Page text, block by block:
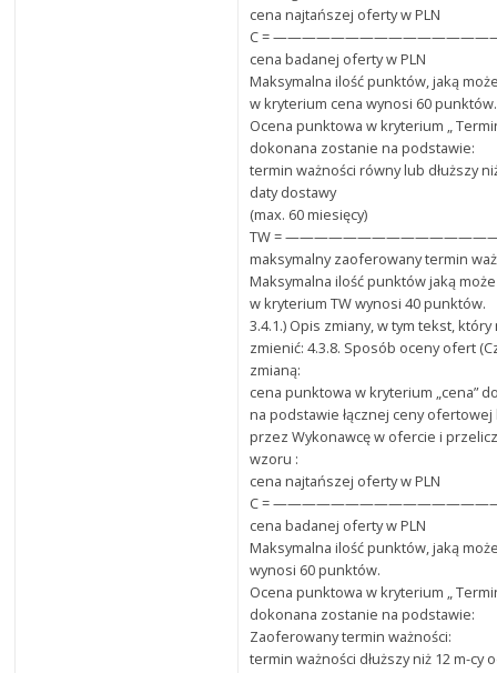
cena najtańszej oferty w PLN
C = ————————————————
cena badanej oferty w PLN
Maksymalna ilość punktów, jaką
w kryterium cena wynosi 60 punktów.
Ocena punktowa w kryterium „
dokonana zostanie na podstawie:
termin ważności równy lub dłuższy
daty dostawy
(max. 60 miesięcy)
TW =
maksymalny zaoferowany termin
Maksymalna ilość punktów jaką
w kryterium TW wynosi 40 punktów.
3.4.1.) Opis zmiany, w tym tekst,
zmienić: 4.3.8. Sposób oceny ofert
zmianą:
cena punktowa w kryterium „cena”
na podstawie łącznej ceny
przez Wykonawcę w ofercie i
wzoru :
cena najtańszej oferty w PLN
C = ————————————————
cena badanej oferty w PLN
Maksymalna ilość punktów, jaką
wynosi 60 punktów.
Ocena punktowa w kryterium „
dokonana zostanie na podstawie:
Zaoferowany termin ważności:
termin ważności dłuższy niż 12 m-cy